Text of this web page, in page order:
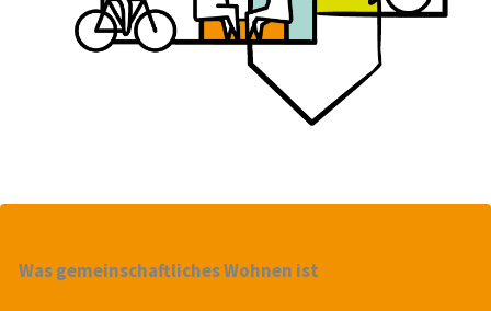
Was gemeinschaftliches Wohnen ist